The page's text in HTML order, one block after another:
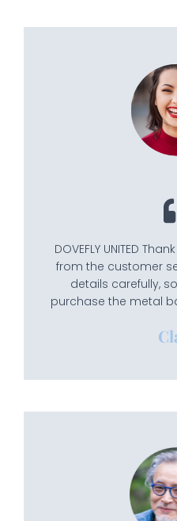
DOVEFLY UNITED
from the customer
details carefully,
purchase the metal